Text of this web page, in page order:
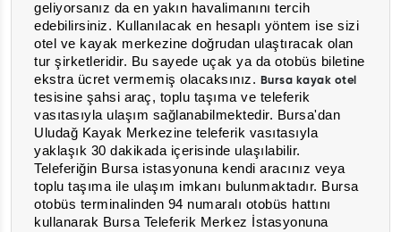
geliyorsanız da en yakın havalimanını tercih
edebilirsiniz. Kullanılacak en hesaplı yöntem ise sizi
otel ve kayak merkezine doğrudan ulaştıracak olan
tur şirketleridir. Bu sayede uçak ya da otobüs biletine
ekstra ücret vermemiş olacaksınız.
Bursa kayak otel
tesisine şahsi araç, toplu taşıma ve teleferik
vasıtasıyla ulaşım sağlanabilmektedir. Bursa'dan
Uludağ Kayak Merkezine teleferik vasıtasıyla
yaklaşık 30 dakikada içerisinde ulaşılabilir.
Teleferiğin Bursa istasyonuna kendi aracınız veya
toplu taşıma ile ulaşım imkanı bulunmaktadır. Bursa
otobüs terminalinden 94 numaralı otobüs hattını
kullanarak Bursa Teleferik Merkez İstasyonuna